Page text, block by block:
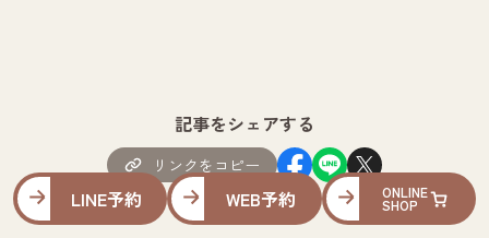
記事をシェアする
リンクをコピー
LINE予約 WEB予約 ONLINE
SHOP